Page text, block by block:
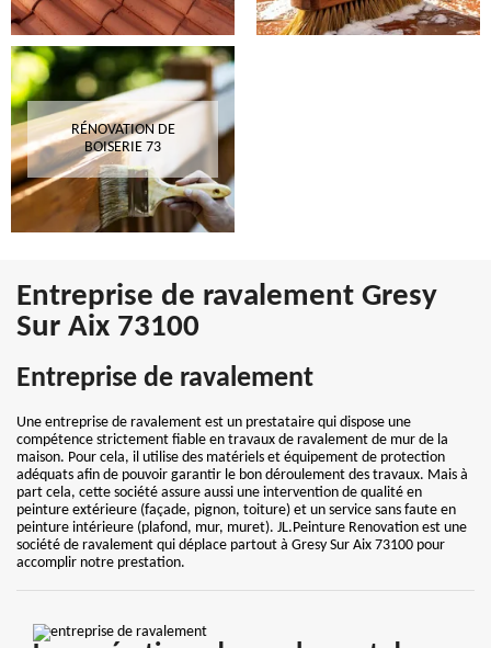
RÉNOVATION DE
BOISERIE 73
Entreprise de ravalement Gresy
Sur Aix 73100
Entreprise de ravalement
Une entreprise de ravalement est un prestataire qui dispose une
compétence strictement fiable en travaux de ravalement de mur de la
maison. Pour cela, il utilise des matériels et équipement de protection
adéquats afin de pouvoir garantir le bon déroulement des travaux. Mais à
part cela, cette société assure aussi une intervention de qualité en
peinture extérieure (façade, pignon, toiture) et un service sans faute en
peinture intérieure (plafond, mur, muret). JL.Peinture Renovation est une
société de ravalement qui déplace partout à Gresy Sur Aix 73100 pour
accomplir notre prestation.